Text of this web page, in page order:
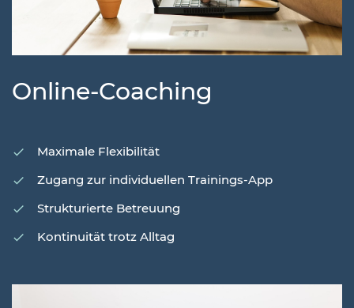
Online-Coaching
Maximale Flexibilität
Zugang zur individuellen Trainings-App
Strukturierte Betreuung
Kontinuität trotz Alltag